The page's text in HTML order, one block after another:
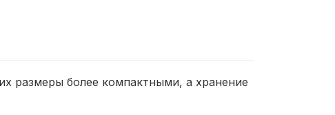
размеры более компактными, а хранение